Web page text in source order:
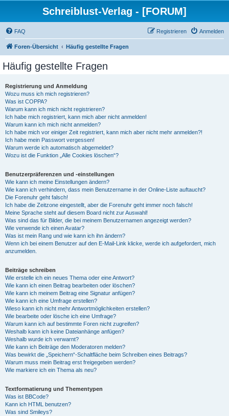
Schreiblust-Verlag - [FORUM]
FAQ Anmelden
Registrieren
Foren-Übersicht Häufig gestellte Fragen
Häufig gestellte Fragen
Registrierung und Anmeldung
Wozu muss ich mich registrieren?
Was ist COPPA?
Warum kann ich mich nicht registrieren?
Ich habe mich registriert, kann mich aber nicht anmelden!
Warum kann ich mich nicht anmelden?
Ich habe mich vor einiger Zeit registriert, kann mich aber nicht mehr anmelden?!
Ich habe mein Passwort vergessen!
Warum werde ich automatisch abgemeldet?
Wozu ist die Funktion „Alle Cookies löschen“?
Benutzerpräferenzen und -einstellungen
Wie kann ich meine Einstellungen ändern?
Wie kann ich verhindern, dass mein Benutzername in der Online-Liste auftaucht?
Die Forenuhr geht falsch!
Ich habe die Zeitzone eingestellt, aber die Forenuhr geht immer noch falsch!
Meine Sprache steht auf diesem Board nicht zur Auswahl!
Was sind das für Bilder, die bei meinem Benutzernamen angezeigt werden?
Wie verwende ich einen Avatar?
Was ist mein Rang und wie kann ich ihn ändern?
Wenn ich bei einem Benutzer auf den E-Mail-Link klicke, werde ich aufgefordert, mich
anzumelden.
Beiträge schreiben
Wie erstelle ich ein neues Thema oder eine Antwort?
Wie kann ich einen Beitrag bearbeiten oder löschen?
Wie kann ich meinem Beitrag eine Signatur anfügen?
Wie kann ich eine Umfrage erstellen?
Wieso kann ich nicht mehr Antwortmöglichkeiten erstellen?
Wie bearbeite oder lösche ich eine Umfrage?
Warum kann ich auf bestimmte Foren nicht zugreifen?
Weshalb kann ich keine Dateianhänge anfügen?
Weshalb wurde ich verwarnt?
Wie kann ich Beiträge den Moderatoren melden?
Was bewirkt die „Speichern“-Schaltfläche beim Schreiben eines Beitrags?
Warum muss mein Beitrag erst freigegeben werden?
Wie markiere ich ein Thema als neu?
Textformatierung und Thementypen
Was ist BBCode?
Kann ich HTML benutzen?
Was sind Smileys?